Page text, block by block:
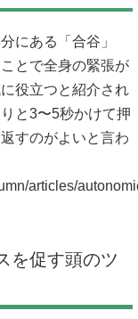
にある「合谷」
とで全身の緊張が
役立つと紹介され
と3〜5秒かけて押
すのがよいと言わ
articles/
を促す頭のツ